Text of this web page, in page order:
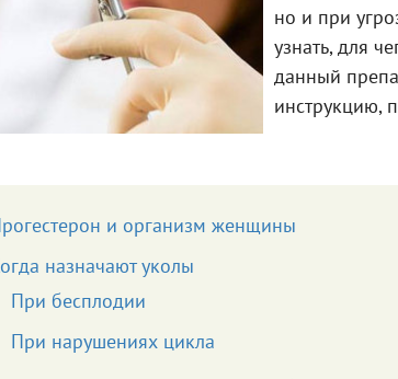
но и при
узнать, для
данный
инструкцию,
и организм женщины
назначают уколы
При бесплодии
При нарушениях цикла